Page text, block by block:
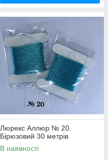
Люрекс Аллюр № 20.
Бірюзовий 30 метрів
В наявності